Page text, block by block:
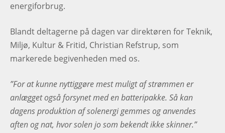
energiforbrug.
Blandt deltagerne på dagen var direktøren for Teknik,
Miljø, Kultur & Fritid, Christian Refstrup, som
markerede begivenheden med os.
”For at kunne nyttiggøre mest muligt af strømmen er
anlægget også forsynet med en batteripakke. Så kan
dagens produktion af solenergi gemmes og anvendes
aften og nat, hvor solen jo som bekendt ikke skinner.”